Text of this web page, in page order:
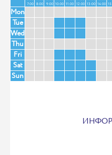
7:00 8:00 9:00 10:00 11:00 12:00 13:00 14:00
Mon
Tue
Wed
Thu
Fri
Sat
Sun